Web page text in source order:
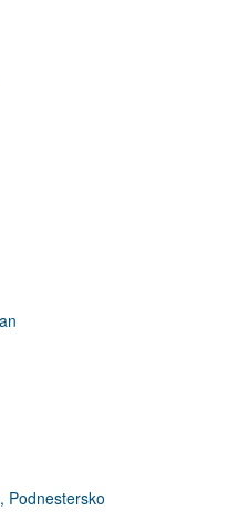
Podnestersko